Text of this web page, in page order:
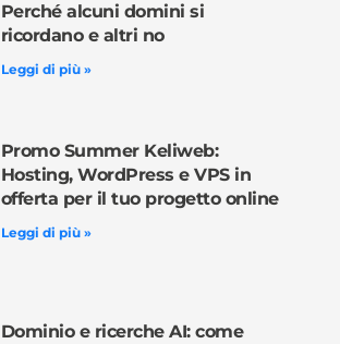
Perché alcuni domini si
ricordano e altri no
Leggi di più »
Promo Summer Keliweb:
Hosting, WordPress e VPS in
offerta per il tuo progetto online
Leggi di più »
Dominio e ricerche AI: come